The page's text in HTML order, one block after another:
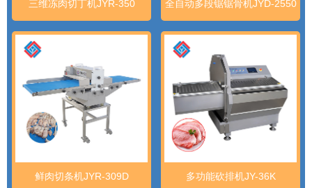
三维冻肉切丁机JYR-350 全自动多段锯锯骨机JYD-2550
鲜肉切条机JYR-309D 多功能砍排机JY-36K